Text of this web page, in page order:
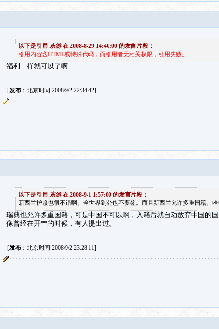
以下是引用 东游在 2008-8-29 14:40:00 的发言片段：
引用内容含HTML或特殊代码，而引用者无相关权限，引用失败。
福利一样就可以了啊
[发布：北京时间 2008/9/2 22:34:42]
以下是引用 东游在 2008-9-1 1:57:00 的发言片段：
新西兰护照也很不错啊。全世界到处也不要签。而且新西兰允许多重国籍。
瑞典也允许多重国籍，可是中国不可以啊，入籍后就自动放弃中国的
像曾经在开**的时候，有人提出过。
[发布：北京时间 2008/9/2 23:28:11]